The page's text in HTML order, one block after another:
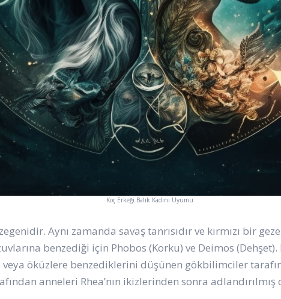
Koç Erkeği Balık Kadını Uyumu
Aynı zamanda savaş tanrısıdır ve kırmızı bir
benzediği için Phobos (Korku) ve Deimos
veya öküzlere benzediklerini düşünen gökbilimciler
anneleri Rhea’nın ikizlerinden sonra